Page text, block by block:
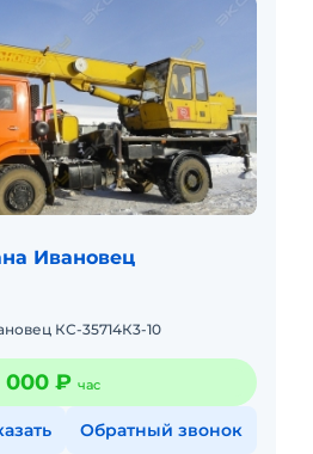
Ивановец
КС-35714К3-10
000 ₽ час
Обратный звонок